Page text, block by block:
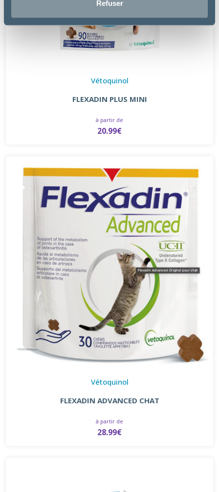
Refuser
Vétoquinol
FLEXADIN PLUS MINI
à partir de
20.99€
Vétoquinol
FLEXADIN ADVANCED CHAT
à partir de
28.99€